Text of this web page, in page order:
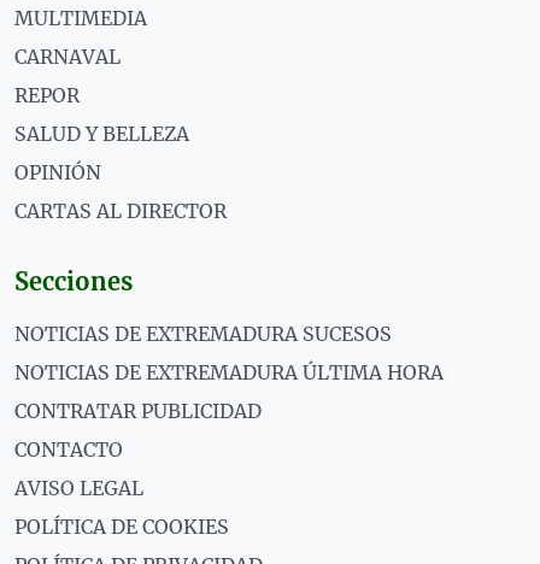
MULTIMEDIA
CARNAVAL
REPOR
SALUD Y BELLEZA
OPINIÓN
CARTAS AL DIRECTOR
Secciones
NOTICIAS DE EXTREMADURA SUCESOS
NOTICIAS DE EXTREMADURA ÚLTIMA HORA
CONTRATAR PUBLICIDAD
CONTACTO
AVISO LEGAL
POLÍTICA DE COOKIES